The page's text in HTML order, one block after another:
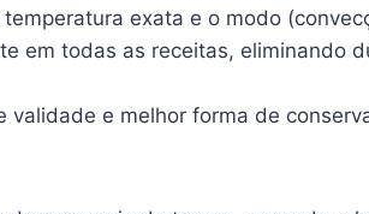
exata e o modo
em todas as receitas, eliminando
validade e melhor forma de